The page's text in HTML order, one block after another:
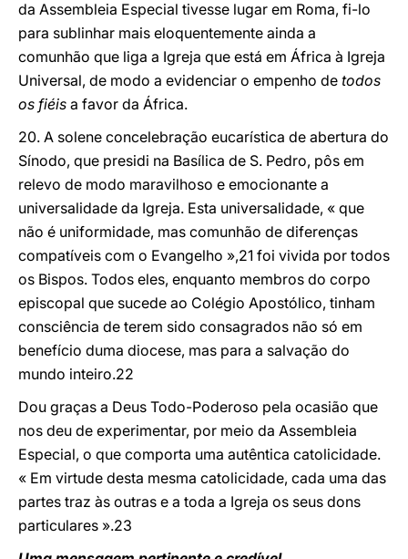
da Assembleia Especial tivesse lugar em Roma, fi-lo
para sublinhar mais eloquentemente ainda a
comunhão que liga a Igreja que está em África à Igreja
Universal, de modo a evidenciar o empenho de todos
os fiéis a favor da África.
20. A solene concelebração eucarística de abertura do
Sínodo, que presidi na Basílica de S. Pedro, pôs em
relevo de modo maravilhoso e emocionante a
universalidade da Igreja. Esta universalidade, « que
não é uniformidade, mas comunhão de diferenças
compatíveis com o Evangelho »,21 foi vivida por todos
os Bispos. Todos eles, enquanto membros do corpo
episcopal que sucede ao Colégio Apostólico, tinham
consciência de terem sido consagrados não só em
benefício duma diocese, mas para a salvação do
mundo inteiro.22
Dou graças a Deus Todo-Poderoso pela ocasião que
nos deu de experimentar, por meio da Assembleia
Especial, o que comporta uma autêntica catolicidade.
« Em virtude desta mesma catolicidade, cada uma das
partes traz às outras e a toda a Igreja os seus dons
particulares ».23